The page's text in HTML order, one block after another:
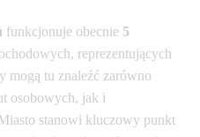
funkcjonuje obecnie 5
reprezentujących
mogą tu znaleźć zarówno
osobowych, jak i
stanowi kluczowy punkt